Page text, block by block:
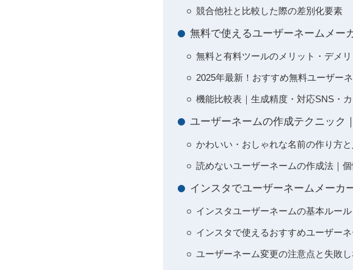
競合他社と比較した際の差別化要素
無料で使えるユーザーネームメー
無料と有料ツールのメリット・デメ
2025年最新！おすすめ無料ユーザー
機能比較表｜生成精度・対応SNS・
ユーザーネームの作成テクニック
かわいい・おしゃれな名前の作り方
読めないユーザーネームの作成法｜
インスタでユーザーネームメーカ
インスタユーザーネームの基本ルー
インスタで使えるおすすめユーザー
ユーザーネーム変更の注意点と失敗